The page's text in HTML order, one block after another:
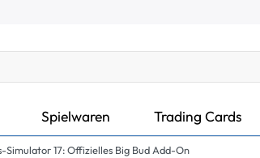
Spielwaren Trading Cards
Simulator 17: Offizielles Big Bud Add-On